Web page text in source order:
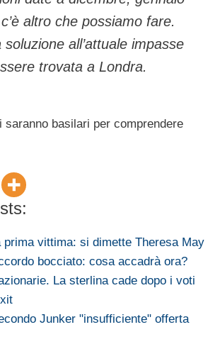
altro che possiamo fare.
soluzione all’attuale impasse
trovata a Londra.
saranno basilari per comprendere
prima vittima: si dimette Theresa May
bocciato: cosa accadrà ora?
La sterlina cade dopo i voti
Junker "insufficiente" offerta